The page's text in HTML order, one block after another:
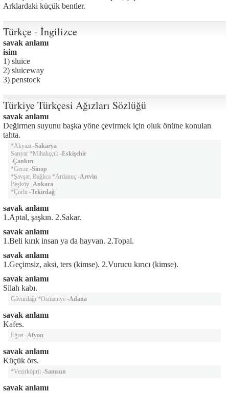
Arklardaki küçük bentler.
Türkçe - İngilizce
savak anlamı
isim
1) sluice
2) sluiceway
3) penstock
Türkiye Türkçesi Ağızları Sözlüğü
savak anlamı
Değirmen suyunu başka yöne çevirmek için oluk önüne konulan
tahta.
*Akyazı -Sakarya
Sarıyar *Mihalıççık -Eskişehir
-Çankırı
*Gerze -Sinop
*Şavşat, Bağlıca *Ardanuç -Artvin
Başköy -Ankara
*Çorlu -Tekirdağ
savak anlamı
1.Aptal, şaşkın. 2.Sakar.
savak anlamı
1.Beli kırık insan ya da hayvan. 2.Topal.
savak anlamı
1.Geçimsiz, aksi, ters (kimse). 2.Vurucu kırıcı (kimse).
savak anlamı
Silah kabı.
Gâvurdağı *Osmaniye -Adana
savak anlamı
Kafes.
Eğret -Afyon
savak anlamı
Küçük örs.
*Vezirköprü -Samsun
savak anlamı